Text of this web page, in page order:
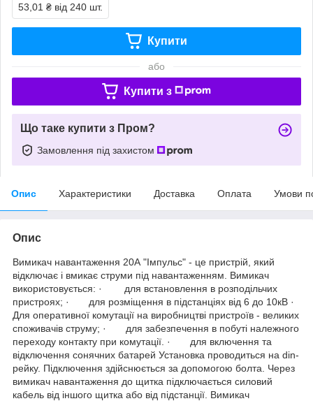
53,01 ₴ від 240 шт.
Купити
або
Купити з
Що таке купити з Пром?
Замовлення під захистом
Опис Характеристики Доставка Оплата Умови
Опис
Вимикач навантаження 20А "Імпульс" - це пристрій, який
відключає і вмикає струми під навантаженням. Вимикач
використовується: · для встановлення в розподільчих
пристроях; · для розміщення в підстанціях від 6 до 10кВ ·
Для оперативної комутації на виробництві пристроїв - великих
споживачів струму; · для забезпечення в побуті належного
переходу контакту при комутації. · для включення та
відключення сонячних батарей Установка проводиться на din-
рейку. Підключення здійснюється за допомогою болта. Через
вимикач навантаження до щитка підключається силовий
кабель від іншого щитка або від підстанції. Вимикач